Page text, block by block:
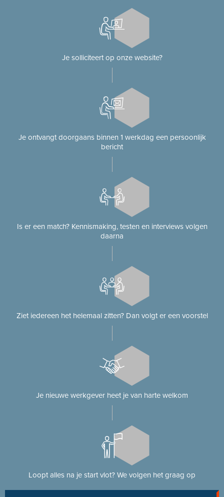
Je solliciteert op onze website?
Je ontvangt doorgaans binnen 1 werkdag een persoonlijk
bericht
Is er een match? Kennismaking, testen en interviews volgen
daarna
Ziet iedereen het helemaal zitten? Dan volgt er een voorstel
Je nieuwe werkgever heet je van harte welkom
Loopt alles na je start vlot? We volgen het graag op